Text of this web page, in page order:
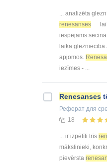
... analizēta
renesanses
iespējams
laikā glezniecība
apjomos.
iezīmes - ...
Renesanses
Реферат для
18
... ir izpētīti trīs
mākslinieki,
pievērsta